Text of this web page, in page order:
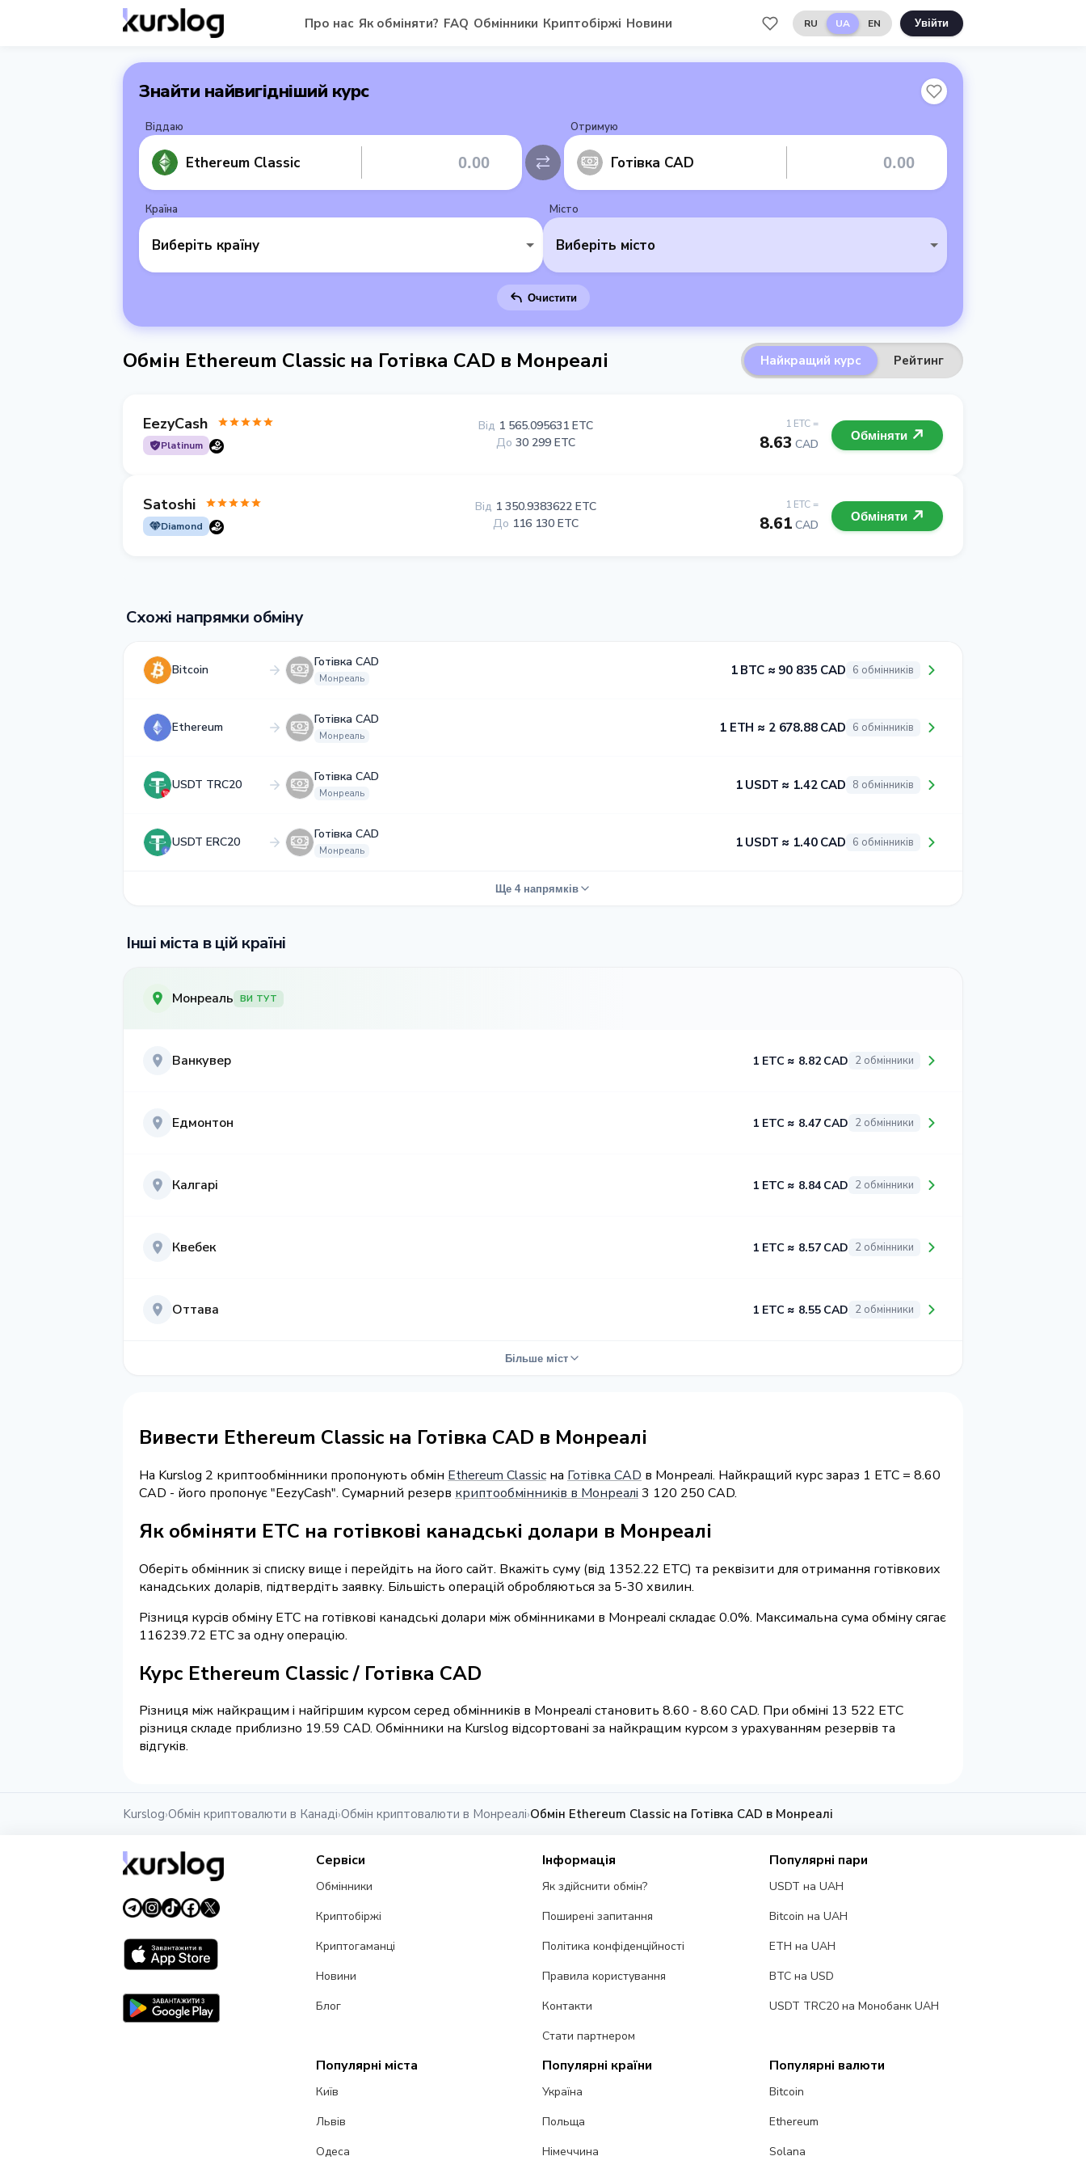
Про нас Як обміняти? FAQ Обмінники Криптобіржі Новини RU UA EN Увійти
Знайти найвигідніший курс
Віддаю
Ethereum Classic
Отримую
Готівка CAD
Країна
Виберіть країну
Місто
Виберіть місто
Очистити
Обмін Ethereum Classic на Готівка CAD в Монреалі Найкращий курс Рейтинг
EezyCash
Platinum
1 ETC =
8.63 CAD
Від 1 565.095631 ETC
До 30 299 ETC Обміняти
Satoshi
Diamond
1 ETC =
8.61 CAD
Від 1 350.9383622 ETC
До 116 130 ETC Обміняти
Схожі напрямки обміну
Bitcoin
Готівка CAD
Монреаль
1 BTC ≈ 90 835 CAD 6 обмінників
Ethereum
Готівка CAD
Монреаль
1 ETH ≈ 2 678.88 CAD 6 обмінників
USDT TRC20
Готівка CAD
Монреаль
1 USDT ≈ 1.42 CAD 8 обмінників
USDT ERC20
Готівка CAD
Монреаль
1 USDT ≈ 1.40 CAD 6 обмінників
Ще 4 напрямків
Інші міста в цій країні
Монреаль ВИ ТУТ
Ванкувер 1 ETC ≈ 8.82 CAD 2 обмінники
Едмонтон 1 ETC ≈ 8.47 CAD 2 обмінники
Калгарі 1 ETC ≈ 8.84 CAD 2 обмінники
Квебек 1 ETC ≈ 8.57 CAD 2 обмінники
Оттава 1 ETC ≈ 8.55 CAD 2 обмінники
Більше міст
Вивести Ethereum Classic на Готівка CAD в Монреалі
На Kurslog 2 криптообмінники пропонують обмін Ethereum Classic на Готівка CAD в Монреалі. Найкращий курс зараз 1 ETC = 8.60
CAD - його пропонує "EezyCash". Сумарний резерв криптообмінників в Монреалі 3 120 250 CAD.
Як обміняти ETC на готівкові канадські долари в Монреалі
Оберіть обмінник зі списку вище і перейдіть на його сайт. Вкажіть суму (від 1352.22 ETC) та реквізити для отримання готівкових
канадських доларів, підтвердіть заявку. Більшість операцій обробляються за 5-30 хвилин.
Різниця курсів обміну ETC на готівкові канадські долари між обмінниками в Монреалі складає 0.0%. Максимальна сума обміну сягає
116239.72 ETC за одну операцію.
Курс Ethereum Classic / Готівка CAD
Різниця між найкращим і найгіршим курсом серед обмінників в Монреалі становить 8.60 - 8.60 CAD. При обміні 13 522 ETC
різниця складе приблизно 19.59 CAD. Обмінники на Kurslog відсортовані за найкращим курсом з урахуванням резервів та
відгуків.
Kurslog›Обмін криптовалюти в Канаді›Обмін криптовалюти в Монреалі›Обмін Ethereum Classic на Готівка CAD в Монреалі
Сервіси
Обмінники
Криптобіржі
Криптогаманці
Новини
Блог
Інформація
Як здійснити обмін?
Поширені запитання
Політика конфіденційності
Правила користування
Контакти
Стати партнером
Популярні пари
USDT на UAH
Bitcoin на UAH
ETH на UAH
BTC на USD
USDT TRC20 на Монобанк UAH
Популярні міста
Київ
Львів
Одеса
Популярні країни
Україна
Польща
Німеччина
Популярні валюти
Bitcoin
Ethereum
Solana